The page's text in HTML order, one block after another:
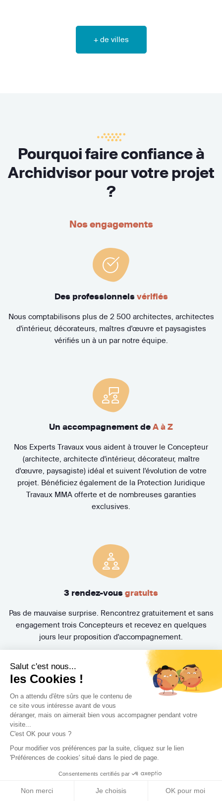
Salut c'est nous...
les Cookies !
On a attendu d'être sûrs que le contenu de
ce site vous intéresse avant de vous
déranger, mais on aimerait bien vous accompagner pendant votre
visite...
C'est OK pour vous ?
Pour modifier vos préférences par la suite, cliquez sur le lien
'Préférences de cookies' situé dans le pied de page.
Consentements certifiés par
Non merci Je choisis OK pour moi
+ de villes
Pourquoi faire confiance à
Archidvisor pour votre projet
?
Nos engagements
Des professionnels vérifiés
Nous comptabilisons plus de 2 500 architectes, architectes
d'intérieur, décorateurs, maîtres d'œuvre et paysagistes
vérifiés un à un par notre équipe.
Un accompagnement de A à Z
Nos Experts Travaux vous aident à trouver le Concepteur
(architecte, architecte d'intérieur, décorateur, maître
d'œuvre, paysagiste) idéal et suivent l'évolution de votre
projet. Bénéficiez également de la Protection Juridique
Travaux MMA offerte et de nombreuses garanties
exclusives.
3 rendez-vous gratuits
Pas de mauvaise surprise. Rencontrez gratuitement et sans
engagement trois Concepteurs et recevez en quelques
jours leur proposition d'accompagnement.
Trouvez le professionnel
le plus adapté à votre
projet !